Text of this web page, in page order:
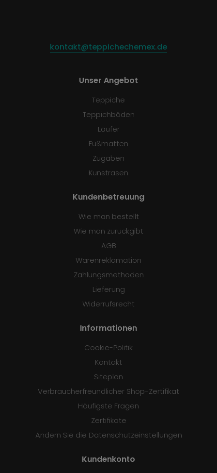
kontakt@teppichechemex.de
Unser Angebot
Teppiche
Teppichböden
Läufer
Fußmatten
Zugaben
Kunstrasen
Kundenbetreuung
Wie man bestellt
Wie man zurückgibt
AGB
Warenreklamation
Zahlungsmethoden
Lieferung
Widerrufsrecht
Informationen
Cookie-Politik
Kontakt
Siteplan
Verbraucherfreundlicher Shop-Zertifikat
Häufigste Fragen
Zertifikate
Ändern Sie die Datenschutzeinstellungen
Kundenkonto